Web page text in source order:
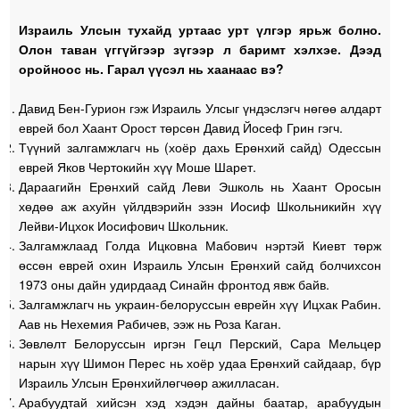
Израиль Улсын тухайд уртаас урт үлгэр ярьж болно.
Олон таван үггүйгээр зүгээр л баримт хэлхэе. Дээд
оройноос нь. Гарал үүсэл нь хаанаас вэ?
Давид Бен-Гурион гэж Израиль Улсыг үндэслэгч нөгөө алдарт
еврей бол Хаант Орост төрсөн Давид Йосеф Грин гэгч.
Түүний залгамжлагч нь (хоёр дахь Ерөнхий сайд) Одессын
еврей Яков Чертокийн хүү Моше Шарет.
Дараагийн Ерөнхий сайд Леви Эшколь нь Хаант Оросын
хөдөө аж ахуйн үйлдвэрийн эзэн Иосиф Школьникийн хүү
Лейви-Ицхок Иосифович Школьник.
Залгамжлаад Голда Ицковна Мабович нэртэй Киевт төрж
өссөн еврей охин Израиль Улсын Ерөнхий сайд болчихсон
1973 оны дайн удирдаад Синайн фронтод явж байв.
Залгамжлагч нь украин-белоруссын еврейн хүү Ицхак Рабин.
Аав нь Нехемия Рабичев, ээж нь Роза Каган.
Зөвлөлт Белоруссын иргэн Гецл Перский, Сара Мельцер
нарын хүү Шимон Перес нь хоёр удаа Ерөнхий сайдаар, бүр
Израиль Улсын Ерөнхийлөгчөөр ажилласан.
Арабуудтай хийсэн хэд хэдэн дайны баатар, арабуудын